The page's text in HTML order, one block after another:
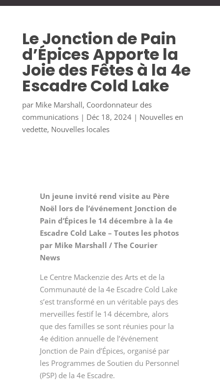
Le Jonction de Pain
d’Épices Apporte la
Joie des Fêtes à la 4e
Escadre Cold Lake
par Mike Marshall, Coordonnateur des
communications| Déc 18, 2024| Nouvelles en
vedette, Nouvelles locales
Un jeune invité rend visite au Père
Noël lors de l’événement Jonction de
Pain d’Épices le 14 décembre à la 4e
Escadre Cold Lake – Toutes les photos
par Mike Marshall / The Courier
News
Le Centre Mackenzie des Arts et de la
Communauté de la 4e Escadre Cold Lake
s’est transformé en un véritable pays des
merveilles festif le 14 décembre, alors
que des familles se sont réunies pour la
4e édition annuelle de l’événement
Jonction de Pain d’Épices, organisé par
les Programmes de Soutien du Personnel
(PSP) de la 4e Escadre.